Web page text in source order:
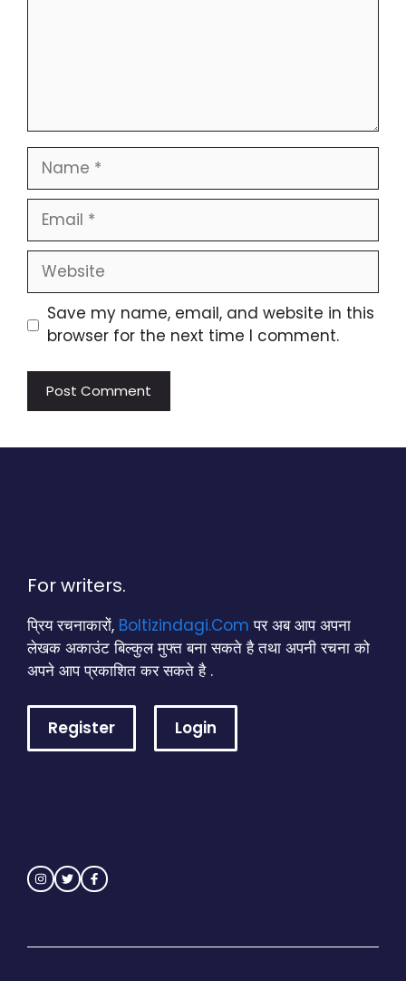
Name
Email
Website
Save my name, email, and website in this
browser for the next time I comment.
For writers.
प्रिय रचनाकारों, Boltizindagi.Com पर अब आप अपना
लेखक अकाउंट बिल्कुल मुफ्त बना सकते है तथा अपनी रचना को
अपने आप प्रकाशित कर सकते है .
Register Login